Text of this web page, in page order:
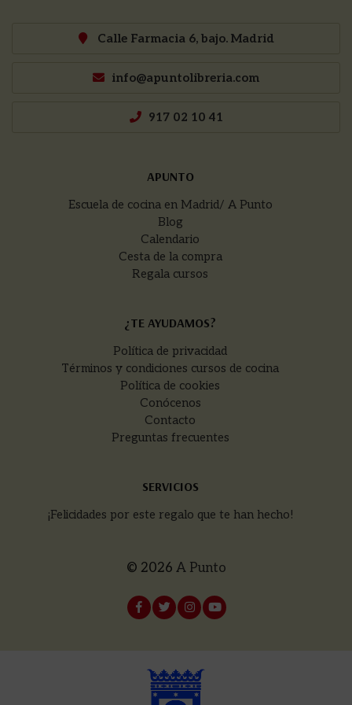
Calle Farmacia 6, bajo. Madrid
info@apuntolibreria.com
917 02 10 41
APUNTO
Escuela de cocina en Madrid/ A Punto
Blog
Calendario
Cesta de la compra
Regala cursos
¿TE AYUDAMOS?
Política de privacidad
Términos y condiciones cursos de cocina
Política de cookies
Conócenos
Contacto
Preguntas frecuentes
SERVICIOS
¡Felicidades por este regalo que te han hecho!
© 2026 A Punto